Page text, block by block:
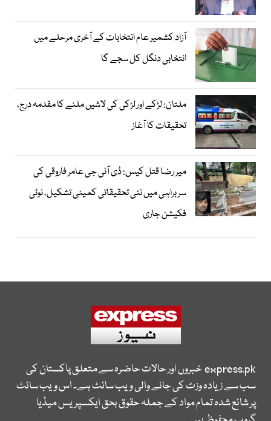
آزاد کشمیر عام انتخابات کے آخری مرحلے میں
انتخابی دنگل کل سجے گا
ملتان: لڑکے اور لڑکی کی لاشیں ملنے کا مقدمہ درج،
تحقیقات کا آغاز
میر رضا قتل کیس: ڈی آئی جی عامر فاروقی کی
سربراہی میں نئی تحقیقاتی کمیٹی تشکیل، نوٹی
فکیشن جاری
express.pkخبروں اور حالات حاضرہ سے متعلق پاکستان کی
سب سے زیادہ وزٹ کی جانے والی ویب سائٹ ہے۔ اس ویب سائٹ
پر شائع شدہ تمام مواد کے جملہ حقوق بحق ایکسپریس میڈیا